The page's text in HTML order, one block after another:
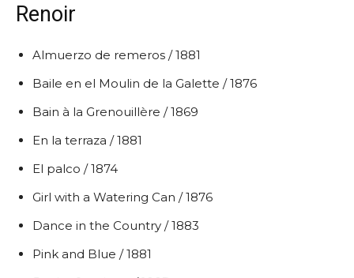
Renoir
Almuerzo de remeros / 1881
Baile en el Moulin de la Galette / 1876
Bain à la Grenouillère / 1869
En la terraza / 1881
El palco / 1874
Girl with a Watering Can / 1876
Dance in the Country / 1883
Pink and Blue / 1881